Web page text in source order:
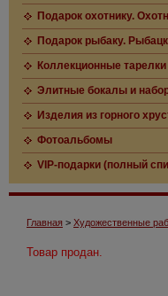
Подарок охотнику.
Подарок рыбаку.
Коллекционные
Элитные бокалы и
Изделия из горного
Фотоальбомы
VIP-подарки (полный
Главная > Художественные
Товар продан.